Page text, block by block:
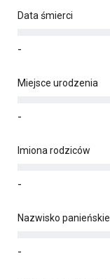
Data śmierci
-
Miejsce urodzenia
-
Imiona rodziców
-
Nazwisko panieńskie
-